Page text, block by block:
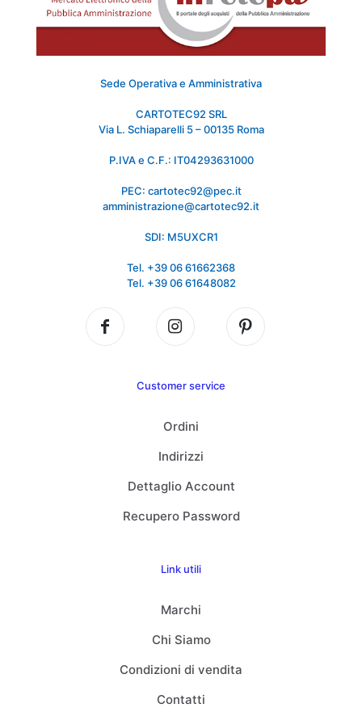
Sede Operativa e Amministrativa
CARTOTEC92 SRL
Via L. Schiaparelli 5 – 00135 Roma
P.IVA e C.F.: IT04293631000
PEC: cartotec92@pec.it
amministrazione@cartotec92.it
SDI: M5UXCR1
Tel. +39 06 61662368
Tel. +39 06 61648082
Customer service
Ordini
Indirizzi
Dettaglio Account
Recupero Password
Link utili
Marchi
Chi Siamo
Condizioni di vendita
Contatti